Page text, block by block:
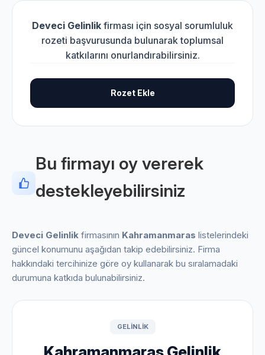
Deveci Gelinlik firması için sosyal sorumluluk
rozeti başvurusunda bulunarak toplumsal
katkılarını onurlandırabilirsiniz.
Rozet Ekle
Bu firmayı oy vererek
destekleyebilirsiniz
Deveci Gelinlik firmasının Kahramanmaras listelerindeki
güncel konumunu aşağıdan takip edebilirsiniz. Firma
hakkındaki tercihinize göre oy kullanarak bu sıralamadaki
durumuna katkıda bulunabilirsiniz.
GELINLIK